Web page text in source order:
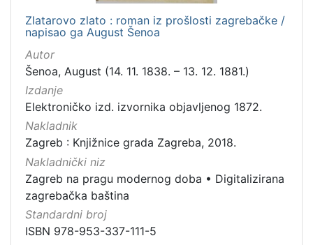
Zlatarovo zlato : roman iz prošlosti zagrebačke /
napisao ga August Šenoa
Autor
Šenoa, August (14. 11. 1838. – 13. 12. 1881.)
Izdanje
Elektroničko izd. izvornika objavljenog 1872.
Nakladnik
Zagreb : Knjižnice grada Zagreba, 2018.
Nakladnički niz
Zagreb na pragu modernog doba • Digitalizirana
zagrebačka baština
Standardni broj
ISBN 978-953-337-111-5